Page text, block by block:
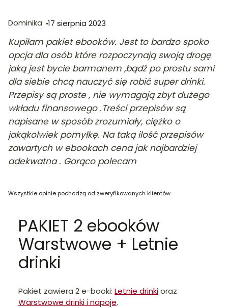
Dominika 17 sierpnia 2023
Kupiłam pakiet ebooków. Jest to bardzo spoko
opcja dla osób które rozpoczynają swoją drogę
jaką jest bycie barmanem ,bądź po prostu sami
dla siebie chcą nauczyć się robić super drinki.
Przepisy są proste , nie wymagają zbyt dużego
wkładu finansowego .Treści przepisów są
napisane w sposób zrozumiały, ciężko o
jakąkolwiek pomyłkę. Na taką ilość przepisów
zawartych w ebookach cena jak najbardziej
adekwatna . Gorąco polecam
Wszystkie opinie pochodzą od zweryfikowanych klientów.
PAKIET 2 ebooków
Warstwowe + Letnie
drinki
Pakiet zawiera 2 e-booki: Letnie drinkioraz
Warstwowe drinki i napoje.